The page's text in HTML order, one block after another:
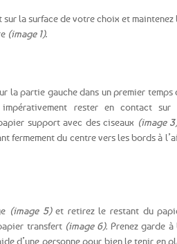
la surface de votre choix et maintenez
(image 1).
la partie gauche dans un premier
rester en contact sur
support avec des ciseaux (image
fermement du centre vers les bords à
(image 5)et retirez le restant du
transfert (image 6). Prenez garde
d’une personne pour bien le tenir en